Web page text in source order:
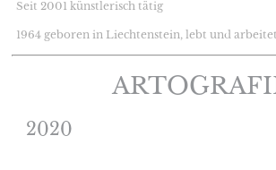
Seit 2001 künstlerisch tätig
1964 geboren in Liechtenstein, lebt und
2020